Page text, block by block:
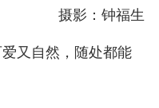
摄影：钟福生
又自然，随处都能